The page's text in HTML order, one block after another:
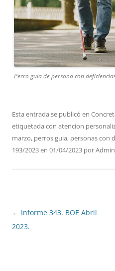
Perro guía de persona con
Esta entrada se publicó en
etiquetada con atencion
marzo, perros guia, personas con
193/2023en 01/04/2023 porAdmin
Navegación
de
← Informe 343. BOE Abril
2023.